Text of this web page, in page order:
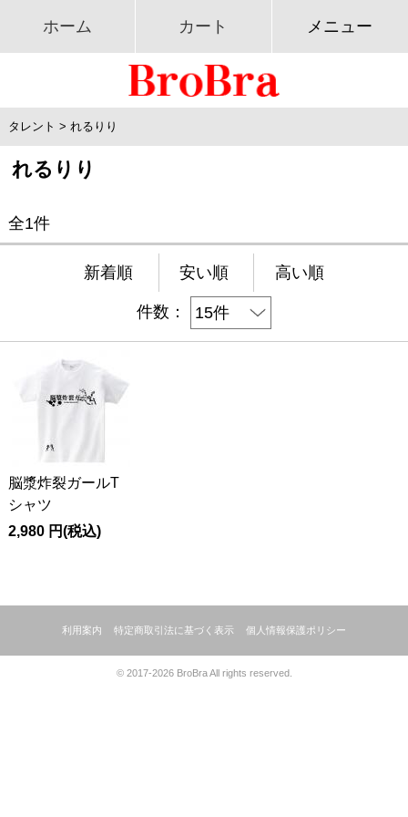
ホーム カート メニュー
タレント > れるりり
れるりり
全1件
新着順 安い順 高い順
件数：
脳漿炸裂ガールT
シャツ
2,980円(税込)
利用案内 特定商取引法に基づく表示 個人情報保護ポリシー
© 2017-2026 BroBra All rights reserved.